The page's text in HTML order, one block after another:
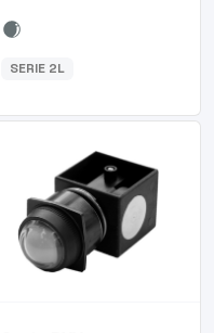
SERIE 2L